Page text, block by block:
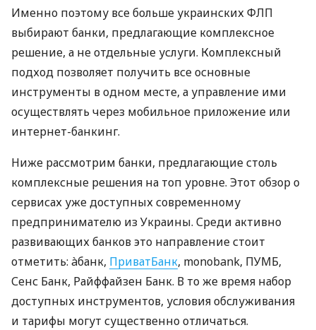
Именно поэтому все больше украинских ФЛП
выбирают банки, предлагающие комплексное
решение, а не отдельные услуги. Комплексный
подход позволяет получить все основные
инструменты в одном месте, а управление ими
осуществлять через мобильное приложение или
интернет-банкинг.
Ниже рассмотрим банки, предлагающие столь
комплексные решения на топ уровне. Этот обзор о
сервисах уже доступных современному
предпринимателю из Украины. Среди активно
развивающих банков это направление стоит
отметить: àбанк, ПриватБанк, monobank, ПУМБ,
Сенс Банк, Райффайзен Банк. В то же время набор
доступных инструментов, условия обслуживания
и тарифы могут существенно отличаться.